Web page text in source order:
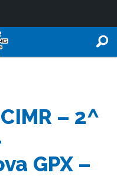
– 2^
GPX –